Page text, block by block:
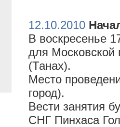
12.10.2010
В воскресенье
для Московской
(Танах).
Место
город).
Вести занятия
СНГ Пинхаса